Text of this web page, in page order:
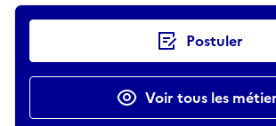
Actions rapides Postuler
Voir tous les